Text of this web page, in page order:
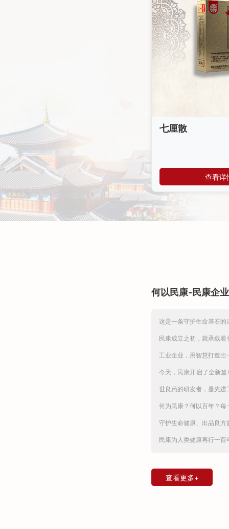
七厘散
查看详
何以民康-民康企
这是一条守护生命基石
民康成立之初，就承载
工业企业，用智慧打造出
今天，民康开启了全新
世良药的研发者，是先
何为民康？何以百年？
守护生命健康、出品良方
民康为人类健康再行一百
查看更多+